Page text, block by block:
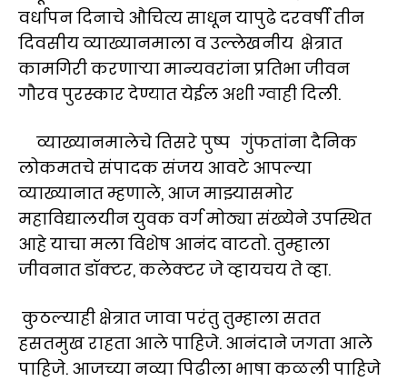
वर्धापन दिनाचे औचित्य साधून यापुढे दरवर्षी तीन
दिवसीय व्याख्यानमाला व उल्लेखनीय क्षेत्रात
कामगिरी करणाऱ्या मान्यवरांना प्रतिभा जीवन
गौरव पुरस्कार देण्यात येईल अशी ग्वाही दिली.
व्याख्यानमालेचे तिसरे पुष्प गुंफतांना दैनिक
लोकमतचे संपादक संजय आवटे आपल्या
व्याख्यानात म्हणाले, आज माझ्यासमोर
महाविद्यालयीन युवक वर्ग मोठ्या संख्येने उपस्थित
आहे याचा मला विशेष आनंद वाटतो. तुम्हाला
जीवनात डॉक्टर, कलेक्टर जे व्हायचय ते व्हा.
कुठल्याही क्षेत्रात जावा परंतु तुम्हाला सतत
हसतमुख राहता आले पाहिजे. आनंदाने जगता आले
पाहिजे. आजच्या नव्या पिढीला भाषा कळली पाहिजे